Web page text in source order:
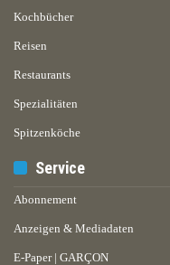
Kochbücher
Reisen
Restaurants
Spezialitäten
Spitzenköche
Service
Abonnement
Anzeigen & Mediadaten
E-Paper | GARÇON